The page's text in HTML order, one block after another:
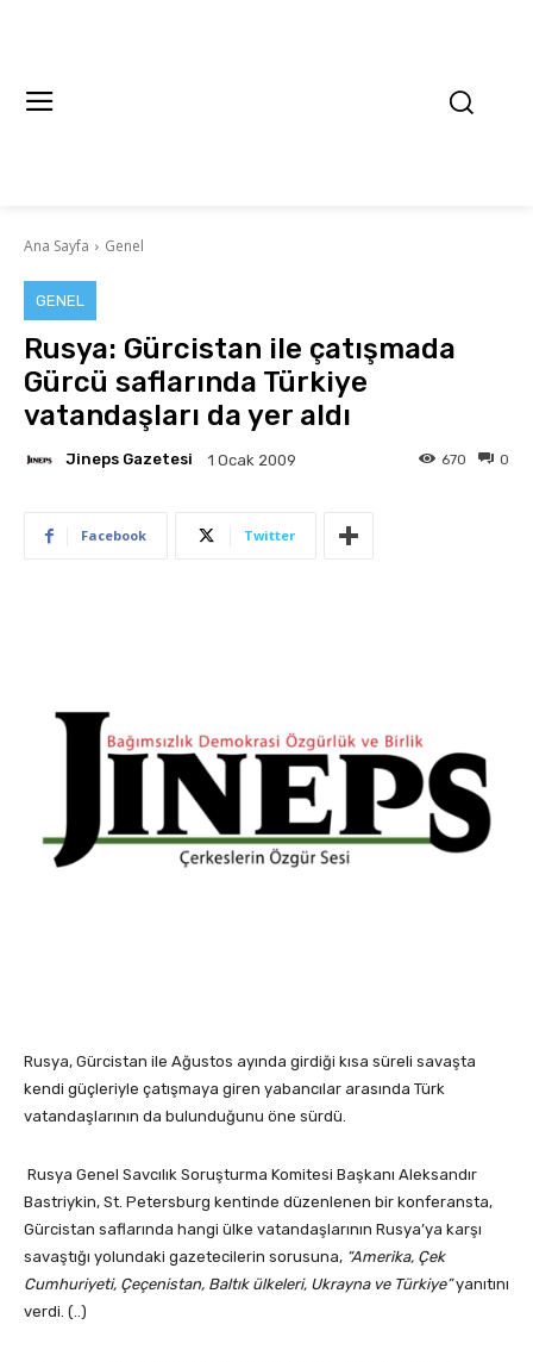
Ana Sayfa Genel
GENEL
Rusya: Gürcistan ile çatışmada
Gürcü saflarında Türkiye
vatandaşları da yer aldı
Jineps Gazetesi 1 Ocak 2009 0
670
Facebook Twitter
Rusya, Gürcistan ile Ağustos ayında girdiği kısa süreli savaşta
kendi güçleriyle çatışmaya giren yabancılar arasında Türk
vatandaşlarının da bulunduğunu öne sürdü.
Rusya Genel Savcılık Soruşturma Komitesi Başkanı Aleksandır
Bastriykin, St. Petersburg kentinde düzenlenen bir konferansta,
Gürcistan saflarında hangi ülke vatandaşlarının Rusya’ya karşı
savaştığı yolundaki gazetecilerin sorusuna, “Amerika, Çek
Cumhuriyeti, Çeçenistan, Baltık ülkeleri, Ukrayna ve Türkiye”yanıtını
verdi. (..)